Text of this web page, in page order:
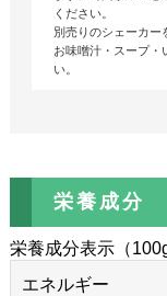
ください。
別売りのシェーカー
お味噌汁・スープ・
い。
栄養成分
栄養成分表示（
エネルギー